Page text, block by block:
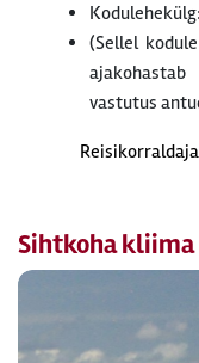
(Sellel
vastutus
Sihtkoha kliima